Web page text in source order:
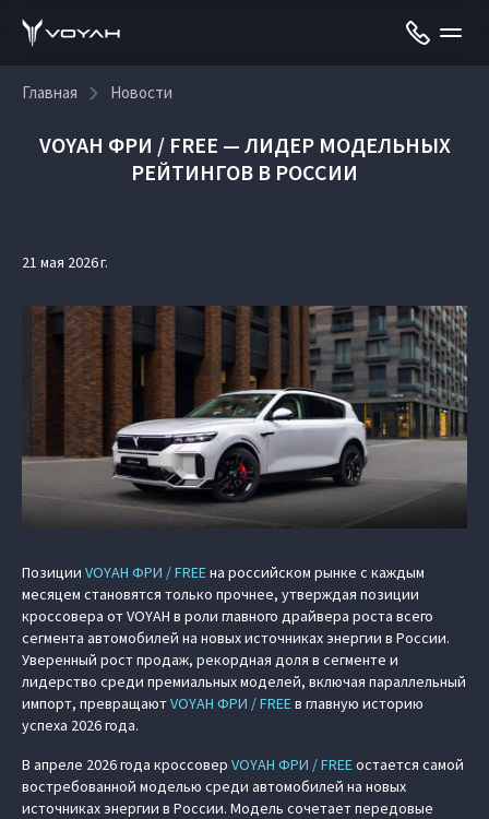
Главная Новости
VOYAH ФРИ / FREE — ЛИДЕР МОДЕЛЬНЫХ
РЕЙТИНГОВ В РОССИИ
21 мая 2026 г.
Позиции VOYAH ФРИ / FREEна российском рынке с каждым
месяцем становятся только прочнее, утверждая позиции
кроссовера от VOYAH в роли главного драйвера роста всего
сегмента автомобилей на новых источниках энергии в России.
Уверенный рост продаж, рекордная доля в сегменте и
лидерство среди премиальных моделей, включая параллельный
импорт, превращаютVOYAH ФРИ / FREEв главную историю
успеха 2026 года.
В апреле 2026 года кроссовер VOYAH ФРИ / FREEостается самой
востребованной моделью среди автомобилей на новых
источниках энергии в России. Модель сочетает передовые